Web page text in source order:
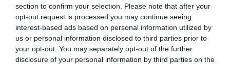
section to confirm your selection. Please note that after your
opt-out request is processed you may continue seeing
interest-based ads based on personal information utilized by
us or personal information disclosed to third parties prior to
your opt-out. You may separately opt-out of the further
disclosure of your personal information by third parties on the